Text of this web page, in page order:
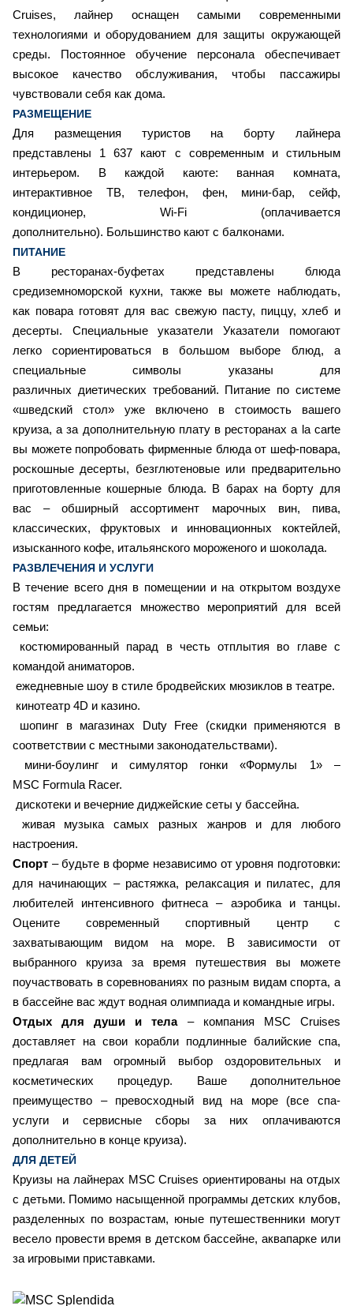
Cruises, лайнер оснащен самыми современными
технологиями и оборудованием для защиты окружающей
среды. Постоянное обучение персонала обеспечивает
высокое качество обслуживания, чтобы пассажиры
чувствовали себя как дома.
РАЗМЕЩЕНИЕ
Для размещения туристов на борту лайнера
представлены 1 637 кают с современным и стильным
интерьером. В каждой каюте: ванная комната,
интерактивное ТВ, телефон, фен, мини-бар, сейф,
кондиционер, Wi-Fi (оплачивается
дополнительно). Большинство кают с балконами.
ПИТАНИЕ
В ресторанах-буфетах представлены блюда
средиземноморской кухни, также вы можете наблюдать,
как повара готовят для вас свежую пасту, пиццу, хлеб и
десерты. Специальные указатели Указатели помогают
легко сориентироваться в большом выборе блюд, а
специальные символы указаны для
различных диетических требований. Питание по системе
«шведский стол» уже включено в стоимость вашего
круиза, а за дополнительную плату в ресторанах a la carte
вы можете попробовать фирменные блюда от шеф-повара,
роскошные десерты, безглютеновые или предварительно
приготовленные кошерные блюда. В барах на борту для
вас – обширный ассортимент марочных вин, пива,
классических, фруктовых и инновационных коктейлей,
изысканного кофе, итальянского мороженого и шоколада.
РАЗВЛЕЧЕНИЯ И УСЛУГИ
В течение всего дня в помещении и на открытом воздухе
гостям предлагается множество мероприятий для всей
семьи:
костюмированный парад в честь отплытия во главе с
командой аниматоров.
ежедневные шоу в стиле бродвейских мюзиклов в театре.
кинотеатр 4D и казино.
шопинг в магазинах Duty Free (скидки применяются в
соответствии с местными законодательствами).
мини-боулинг и симулятор гонки «Формулы 1» –
MSC Formula Racer.
дискотеки и вечерние диджейские сеты у бассейна.
живая музыка самых разных жанров и для любого
настроения.
Спорт – будьте в форме независимо от уровня подготовки:
для начинающих – растяжка, релаксация и пилатес, для
любителей интенсивного фитнеса – аэробика и танцы.
Оцените современный спортивный центр с
захватывающим видом на море. В зависимости от
выбранного круиза за время путешествия вы можете
поучаствовать в соревнованиях по разным видам спорта, а
в бассейне вас ждут водная олимпиада и командные игры.
Отдых для души и тела– компания MSC Cruises
доставляет на свои корабли подлинные балийские спа,
предлагая вам огромный выбор оздоровительных и
косметических процедур. Ваше дополнительное
преимущество – превосходный вид на море (все спа-
услуги и сервисные сборы за них оплачиваются
дополнительно в конце круиза).
ДЛЯ ДЕТЕЙ
Круизы на лайнерах MSC Cruises ориентированы на отдых
с детьми. Помимо насыщенной программы детских клубов,
разделенных по возрастам, юные путешественники могут
весело провести время в детском бассейне, аквапарке или
за игровыми приставками.